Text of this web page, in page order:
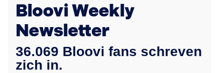
Bloovi Weekly
Newsletter
36.069 Bloovi fans schreven
zich in.